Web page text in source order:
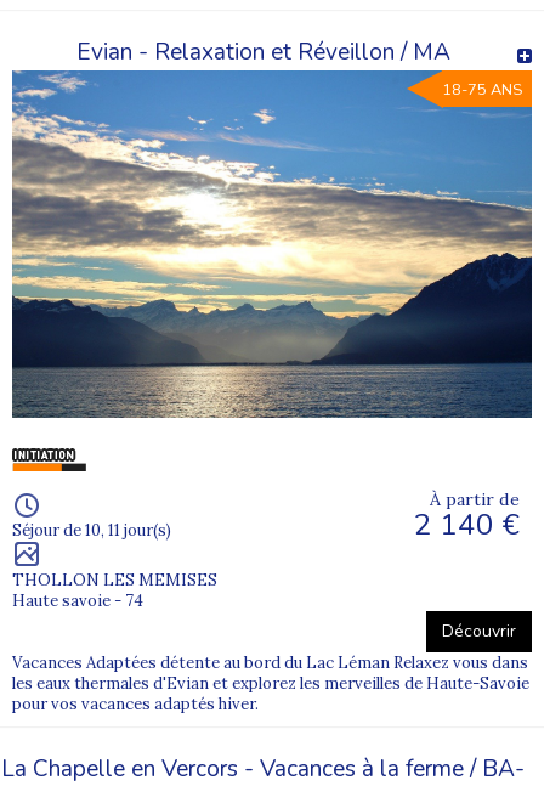
Evian - Relaxation et Réveillon / MA
18-75 ANS
Séjour de 10, 11 jour(s)
THOLLON LES MEMISES
Haute savoie - 74
À partir de
2 140 €
Découvrir
Vacances Adaptées détente au bord du Lac Léman Relaxez vous dans
les eaux thermales d'Evian et explorez les merveilles de Haute-Savoie
pour vos vacances adaptés hiver.
La Chapelle en Vercors - Vacances à la ferme / BA-